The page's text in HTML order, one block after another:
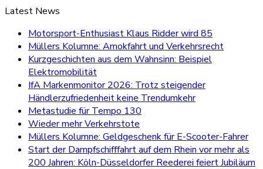
Latest News
Motorsport-Enthusiast Klaus Ridder wird 85
Müllers Kolumne: Amokfahrt und Verkehrsrecht
Kurzgeschichten aus dem Wahnsinn: Beispiel
Elektromobilität
IfA Markenmonitor 2026: Trotz steigender
Händlerzufriedenheit keine Trendumkehr
Metastudie für Tempo 130
Wieder mehr Verkehrstote
Müllers Kolumne: Geldgeschenk für E-Scooter-Fahrer
Start der Dampfschifffahrt auf dem Rhein vor mehr als
200 Jahren: Köln-Düsseldorfer Reederei feiert Jubiläum